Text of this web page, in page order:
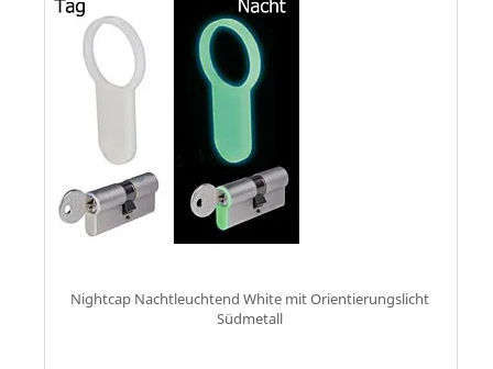
Nightcap Nachtleuchtend White mit Orientierungslicht
Südmetall